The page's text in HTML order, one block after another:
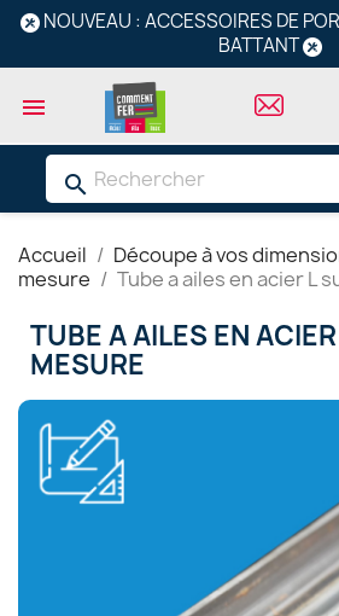
NOUVEAU : ACCESSOIRES DE
BATTANT

search
Accueil Découpe à vos
mesure
Tube a ailes en acier L
TUBE A AILES EN
MESURE